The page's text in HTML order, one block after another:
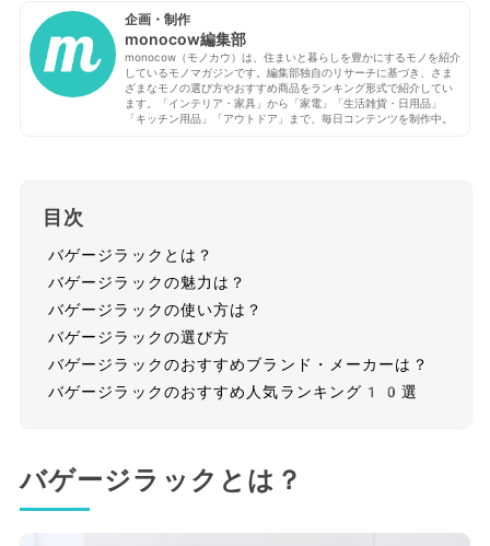
企画・制作
monocow編集部
monocow（モノカウ）は、住まいと暮らしを豊かにするモノを紹介
しているモノマガジンです。編集部独自のリサーチに基づき、さま
ざまなモノの選び方やおすすめ商品をランキング形式で紹介してい
ます。「インテリア・家具」から「家電」「生活雑貨・日用品」
「キッチン用品」「アウトドア」まで、毎日コンテンツを制作中。
目次
バゲージラックとは？
バゲージラックの魅力は？
バゲージラックの使い方は？
バゲージラックの選び方
バゲージラックのおすすめブランド・メーカーは？
バゲージラックのおすすめ人気ランキング10選
バゲージラックとは？